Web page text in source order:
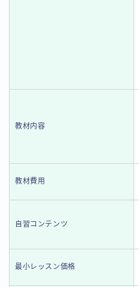
教材内容
教材費用
自習コンテンツ
最小レッスン価格